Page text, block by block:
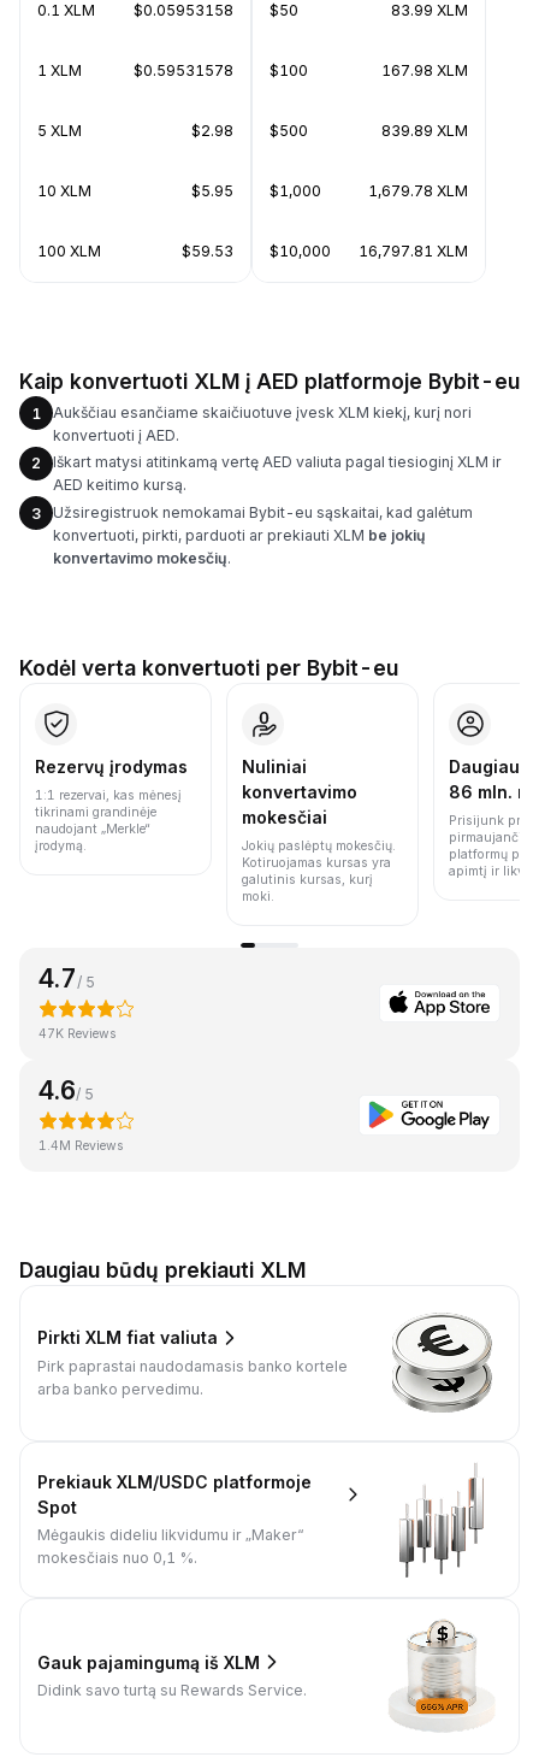
0.1 XLM $0.05953158
1 XLM $0.59531578
5 XLM $2.98
10 XLM $5.95
100 XLM $59.53
$50 83.99 XLM
$100 167.98 XLM
$500 839.89 XLM
$1,000 1,679.78 XLM
$10,000 16,797.81 XLM
Kaip konvertuoti XLM į AED platformoje Bybit-eu
1
Aukščiau esančiame skaičiuotuve įvesk XLM kiekį, kurį nori
konvertuoti į AED.
2
Iškart matysi atitinkamą vertę AED valiuta pagal tiesioginį XLM ir
AED keitimo kursą.
3
Užsiregistruok nemokamai Bybit-eu sąskaitai, kad galėtum
konvertuoti, pirkti, parduoti ar prekiauti XLM be jokių
konvertavimo mokesčių.
Kodėl verta konvertuoti per Bybit-eu
Rezervų įrodymas
1:1 rezervai, kas mėnesį
tikrinami grandinėje
naudojant „Merkle“
įrodymą.
Nuliniai
konvertavimo
mokesčiai
Jokių paslėptų mokesčių.
Kotiruojamas kursas yra
galutinis kursas, kurį
moki.
Daugiau
86 mln.
Prisijunk prie
pirmaujančių
platformų
apimtį ir
4.7 / 5
47K Reviews
4.6/ 5
1.4M Reviews
Daugiau būdų prekiauti XLM
Pirkti XLM fiat valiuta
Pirk paprastai naudodamasis banko kortele
arba banko pervedimu.
Prekiauk XLM/USDC platformoje
Spot
Mėgaukis dideliu likvidumu ir „Maker“
mokesčiais nuo 0,1 %.
Gauk pajamingumą iš XLM
Didink savo turtą su Rewards Service.